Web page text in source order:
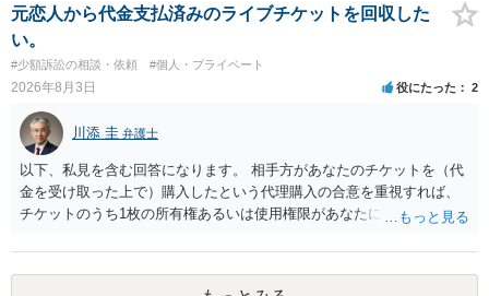
代理人が就いていたことを知らせると（訴状の記載内容から明らかな
場合も）、裁判所が当該代理人弁護士に事前連絡し、引き続き訴訟も
受任するかを聞いたうえで、受任の意志が明らかになったところで、
直接被告に送達するのではなく、代理人に訴状の受領を促すこともあ
ります。 ラインのやり取りでしか証拠がないと、実際の本人性が明ら
かではありません。もちろん弁護士（２０万円の請求で代理人弁護士
に委任するかも疑わしいのですが）も住所は明らかにしないでしょ
う。 何か本人を示す事実（振込先などの情報）から、相手の住所等の
情報を割り出していくしかないように思えます。 以上、ご参考まで。
元恋人から代金支払済みのライブチケットを回収した
い。
#少額訴訟の相談・依頼 #個人・プライベート
2026年8月3日 役にたった 2
川添 圭 弁護士
以下、私見を含む回答になります。 相手方があなたのチケットを（代
金を受け取った上で）購入したという代理購入の合意を重視すれば、
チケットのうち1枚の所有権あるいは使用権限があなたにあり、チケッ
す。 一方、このチケット購入には「相手方と一緒に行く」という合意
も付随していたことを無視することができません。こちらを重視すれ